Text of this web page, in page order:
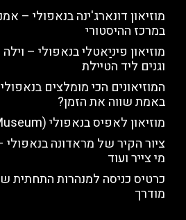
מוזיאון דונארג'ינה בנאפולי –
במרכז ההיסטורי
מוזיאון פיניַאטלי בנאפולי –
וגנים ליד הטיילת
המוזיאונים הכי מומלצים
באמת שווה את הזמן?
מוזיאון לאפיס בנאפולי (LAPIS Museum)
ציור הקיר של מראדונה בנאפולי
מי צייר ועוד
כרטיס כניסה למנהרות התחתית
מודרך